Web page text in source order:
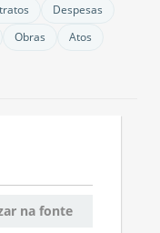
Despesas
Obras Atos
na fonte